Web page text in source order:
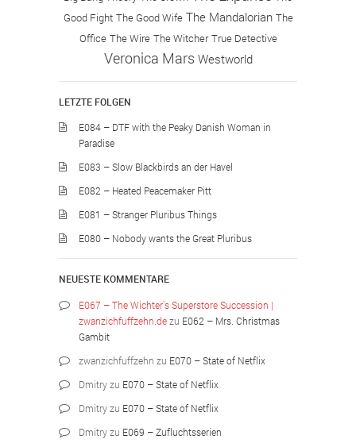
Good Fight The Good Wife The Mandalorian The
Office The Wire The Witcher True Detective
Veronica Mars Westworld
LETZTE FOLGEN
E084 – DTF with the Peaky Danish Woman in
Paradise
E083 – Slow Blackbirds an der Havel
E082 – Heated Peacemaker Pitt
E081 – Stranger Pluribus Things
E080 – Nobody wants the Great Pluribus
NEUESTE KOMMENTARE
E067 – The Wichter’s Superstore Succession |
zwanzichfuffzehn.dezu E062 – Mrs. Christmas
Gambit
zwanzichfuffzehn zu E070 – State of Netflix
Dmitryzu E070 – State of Netflix
Dmitryzu E070 – State of Netflix
Dmitryzu E069 – Zufluchtsserien